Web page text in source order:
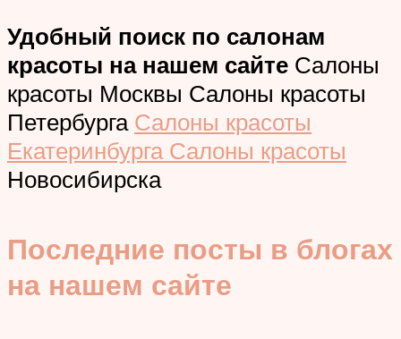
Удобный поиск по салонам
красоты на нашем сайте Салоны
красоты Москвы Салоны красоты
Петербурга Салоны красоты
Екатеринбурга Салоны красоты
Новосибирска
Последние посты в блогах
на нашем сайте